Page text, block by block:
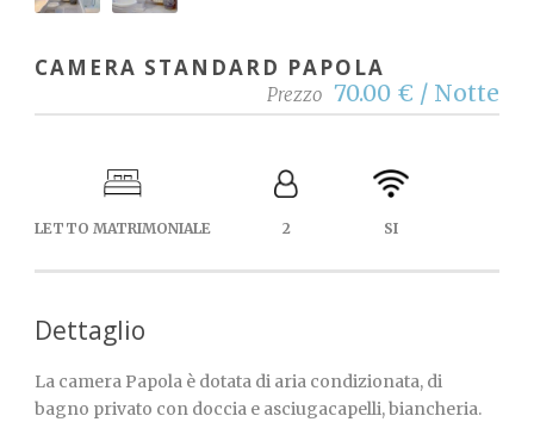
CAMERA STANDARD PAPOLA
Prezzo 70.00 € / Notte
LETTO MATRIMONIALE 2 SI
Dettaglio
La camera Papola è dotata di aria condizionata, di
bagno privato con doccia e asciugacapelli, biancheria.